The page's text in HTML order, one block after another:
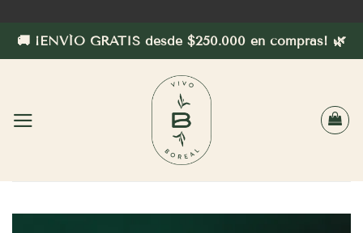
contenido
🚚 ¡ENVÍO GRATIS desde $250.000 en compras! 🌿